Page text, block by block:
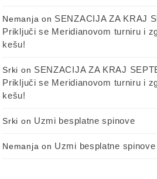
Nemanja on SENZACIJA ZA KRAJ
Priključi se Meridianovom turniru i
kešu!
Srki on SENZACIJA ZA KRAJ
Priključi se Meridianovom turniru i
kešu!
Srki on Uzmi besplatne spinove
Nemanja on Uzmi besplatne spinove